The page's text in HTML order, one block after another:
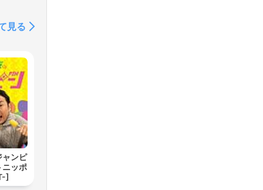
見る
ャンピ
ッポ
]